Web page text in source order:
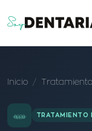
Inicio
TRATAMIENTO